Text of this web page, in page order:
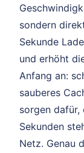
sondern
Sekunde
und erhöht
Anfang an:
sauberes
sorgen dafür,
Sekunden
Netz. Genau